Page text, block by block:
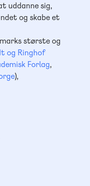
uddanne sig,
og skabe et
største og
og Ringhof
Forlag,
),